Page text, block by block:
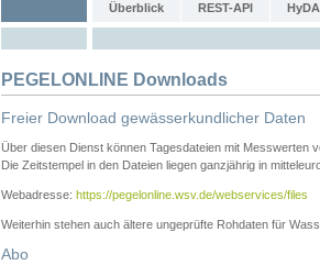
Überblick REST-API
PEGELONLINE Downloads
Freier Download gewässerkundlicher Daten
Über diesen Dienst können Tagesdateien mit Messwerten
Die Zeitstempel in den Dateien liegen ganzjährig in
Webadresse: https://pegelonline.wsv.de/webservices/files
Weiterhin stehen auch ältere ungeprüfte Rohdaten für
Abo